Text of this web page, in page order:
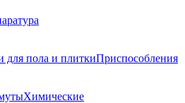
пола и плиткиПриспособления
Химические